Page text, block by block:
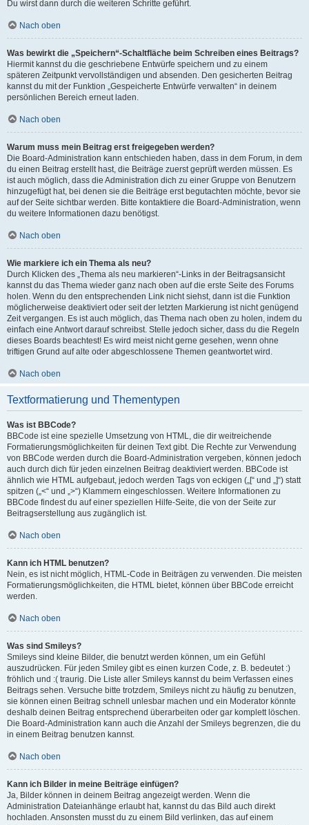
Du wirst dann durch die weiteren Schritte geführt.
Nach oben
Was bewirkt die „Speichern“-Schaltfläche beim Schreiben eines Beitrags?
Hiermit kannst du die geschriebene Entwürfe speichern und zu einem
späteren Zeitpunkt vervollständigen und absenden. Den gesicherten Beitrag
kannst du mit der Funktion „Gespeicherte Entwürfe verwalten“ in deinem
persönlichen Bereich erneut laden.
Nach oben
Warum muss mein Beitrag erst freigegeben werden?
Die Board-Administration kann entschieden haben, dass in dem Forum, in dem
du einen Beitrag erstellt hast, die Beiträge zuerst geprüft werden müssen. Es
ist auch möglich, dass die Administration dich zu einer Gruppe von Benutzern
hinzugefügt hat, bei denen sie die Beiträge erst begutachten möchte, bevor sie
auf der Seite sichtbar werden. Bitte kontaktiere die Board-Administration, wenn
du weitere Informationen dazu benötigst.
Nach oben
Wie markiere ich ein Thema als neu?
Durch Klicken des „Thema als neu markieren“-Links in der Beitragsansicht
kannst du das Thema wieder ganz nach oben auf die erste Seite des Forums
holen. Wenn du den entsprechenden Link nicht siehst, dann ist die Funktion
möglicherweise deaktiviert oder seit der letzten Markierung ist nicht genügend
Zeit vergangen. Es ist auch möglich, das Thema nach oben zu holen, indem du
einfach eine Antwort darauf schreibst. Stelle jedoch sicher, dass du die Regeln
dieses Boards beachtest! Es wird meist nicht gerne gesehen, wenn ohne
triftigen Grund auf alte oder abgeschlossene Themen geantwortet wird.
Nach oben
Textformatierung und Thementypen
Was ist BBCode?
BBCode ist eine spezielle Umsetzung von HTML, die dir weitreichende
Formatierungsmöglichkeiten für deinen Text gibt. Die Rechte zur Verwendung
von BBCode werden durch die Board-Administration vergeben, können jedoch
auch durch dich für jeden einzelnen Beitrag deaktiviert werden. BBCode ist
ähnlich wie HTML aufgebaut, jedoch werden Tags von eckigen („[“ und „]“) statt
spitzen („<“ und „>“) Klammern eingeschlossen. Weitere Informationen zu
BBCode findest du auf einer speziellen Hilfe-Seite, die von der Seite zur
Beitragserstellung aus zugänglich ist.
Nach oben
Kann ich HTML benutzen?
Nein, es ist nicht möglich, HTML-Code in Beiträgen zu verwenden. Die meisten
Formatierungsmöglichkeiten, die HTML bietet, können über BBCode erreicht
werden.
Nach oben
Was sind Smileys?
Smileys sind kleine Bilder, die benutzt werden können, um ein Gefühl
auszudrücken. Für jeden Smiley gibt es einen kurzen Code, z. B. bedeutet :)
fröhlich und :( traurig. Die Liste aller Smileys kannst du beim Verfassen eines
Beitrags sehen. Versuche bitte trotzdem, Smileys nicht zu häufig zu benutzen,
sie können einen Beitrag schnell unlesbar machen und ein Moderator könnte
deshalb deinen Beitrag entsprechend überarbeiten oder gar komplett löschen.
Die Board-Administration kann auch die Anzahl der Smileys begrenzen, die du
in einem Beitrag benutzen kannst.
Nach oben
Kann ich Bilder in meine Beiträge einfügen?
Ja, Bilder können in deinem Beitrag angezeigt werden. Wenn die
Administration Dateianhänge erlaubt hat, kannst du das Bild auch direkt
hochladen. Ansonsten musst du zu einem Bild verlinken, das auf einem